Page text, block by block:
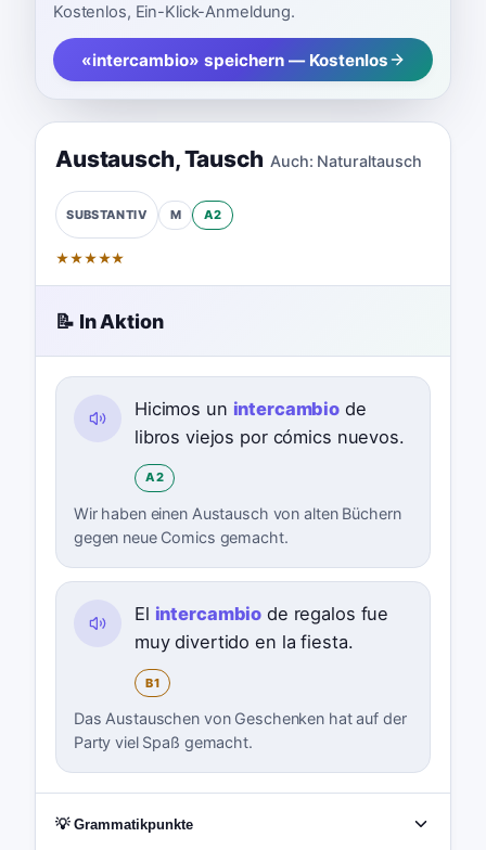
Kostenlos, Ein-Klick-Anmeldung.
«intercambio» speichern — Kostenlos
Austausch,Tausch Auch: Naturaltausch
SUBSTANTIV M A2
★★★★★
📝 In Aktion
Hicimos un intercambio de
libros viejos por cómics nuevos.
A2
Wir haben einen Austausch von alten Büchern
gegen neue Comics gemacht.
El intercambio de regalos fue
muy divertido en la fiesta.
B1
Das Austauschen von Geschenken hat auf der
Party viel Spaß gemacht.
💡 Grammatikpunkte